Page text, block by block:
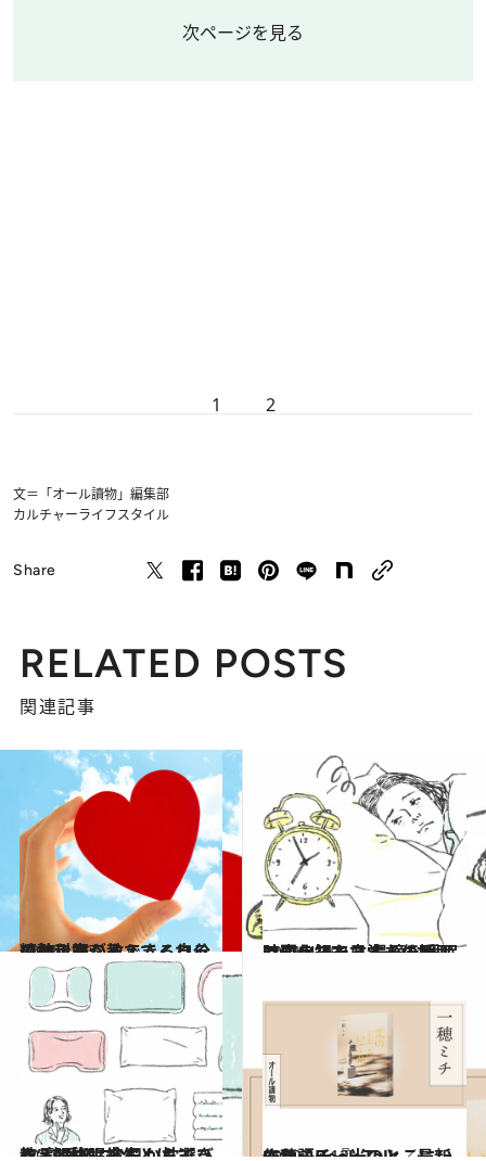
次ページを見る
1 2
文＝「オール讀物」編集部
カルチャーライフスタイル
Share
RELATED POSTS
関連記事
2021.1.23
精神科医が教えてくれる コロナ禍こそできる自分の整え方
ライフスタイル 2021.4.25
コロナ禍で日本人の睡眠は変化した？ 最適な睡眠時間を知る方法を伝授
ライフスタイル
2021.4.25
教えて快眠先生！ 枕選びや入眠術… 今日からできる“熟睡のコツ”とは？
ライフスタイル